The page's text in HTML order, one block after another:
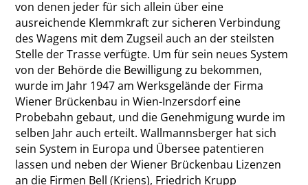
von denen jeder für sich allein über eine
ausreichende Klemmkraft zur sicheren Verbindung
des Wagens mit dem Zugseil auch an der steilsten
Stelle der Trasse verfügte. Um für sein neues System
von der Behörde die Bewilligung zu bekommen,
wurde im Jahr 1947 am Werksgelände der Firma
Wiener Brückenbau in Wien-Inzersdorf eine
Probebahn gebaut, und die Genehmigung wurde im
selben Jahr auch erteilt. Wallmannsberger hat sich
sein System in Europa und Übersee patentieren
lassen und neben der Wiener Brückenbau Lizenzen
an die Firmen Bell (Kriens), Friedrich Krupp